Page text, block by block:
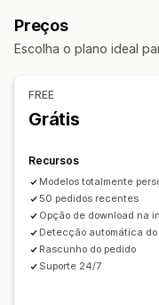
Personalização
E-mail do remetente
Códigos de barras
Gerenciamento de
Download em massa
Automação de e-mails
Impressão e
Numeração sequencial
Preços
Escolha o plano ideal
FREE
Grátis
Recursos
Modelos totalmente
50 pedidos recentes
Opção de download na
Detecção automática
Rascunho do pedido
Suporte 24/7